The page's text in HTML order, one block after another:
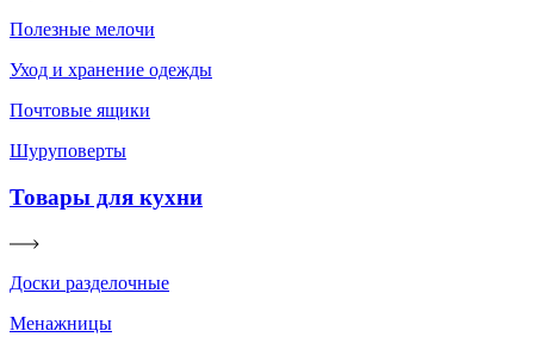
Полезные мелочи
Уход и хранение одежды
Почтовые ящики
Шуруповерты
Товары для кухни
Доски разделочные
Менажницы